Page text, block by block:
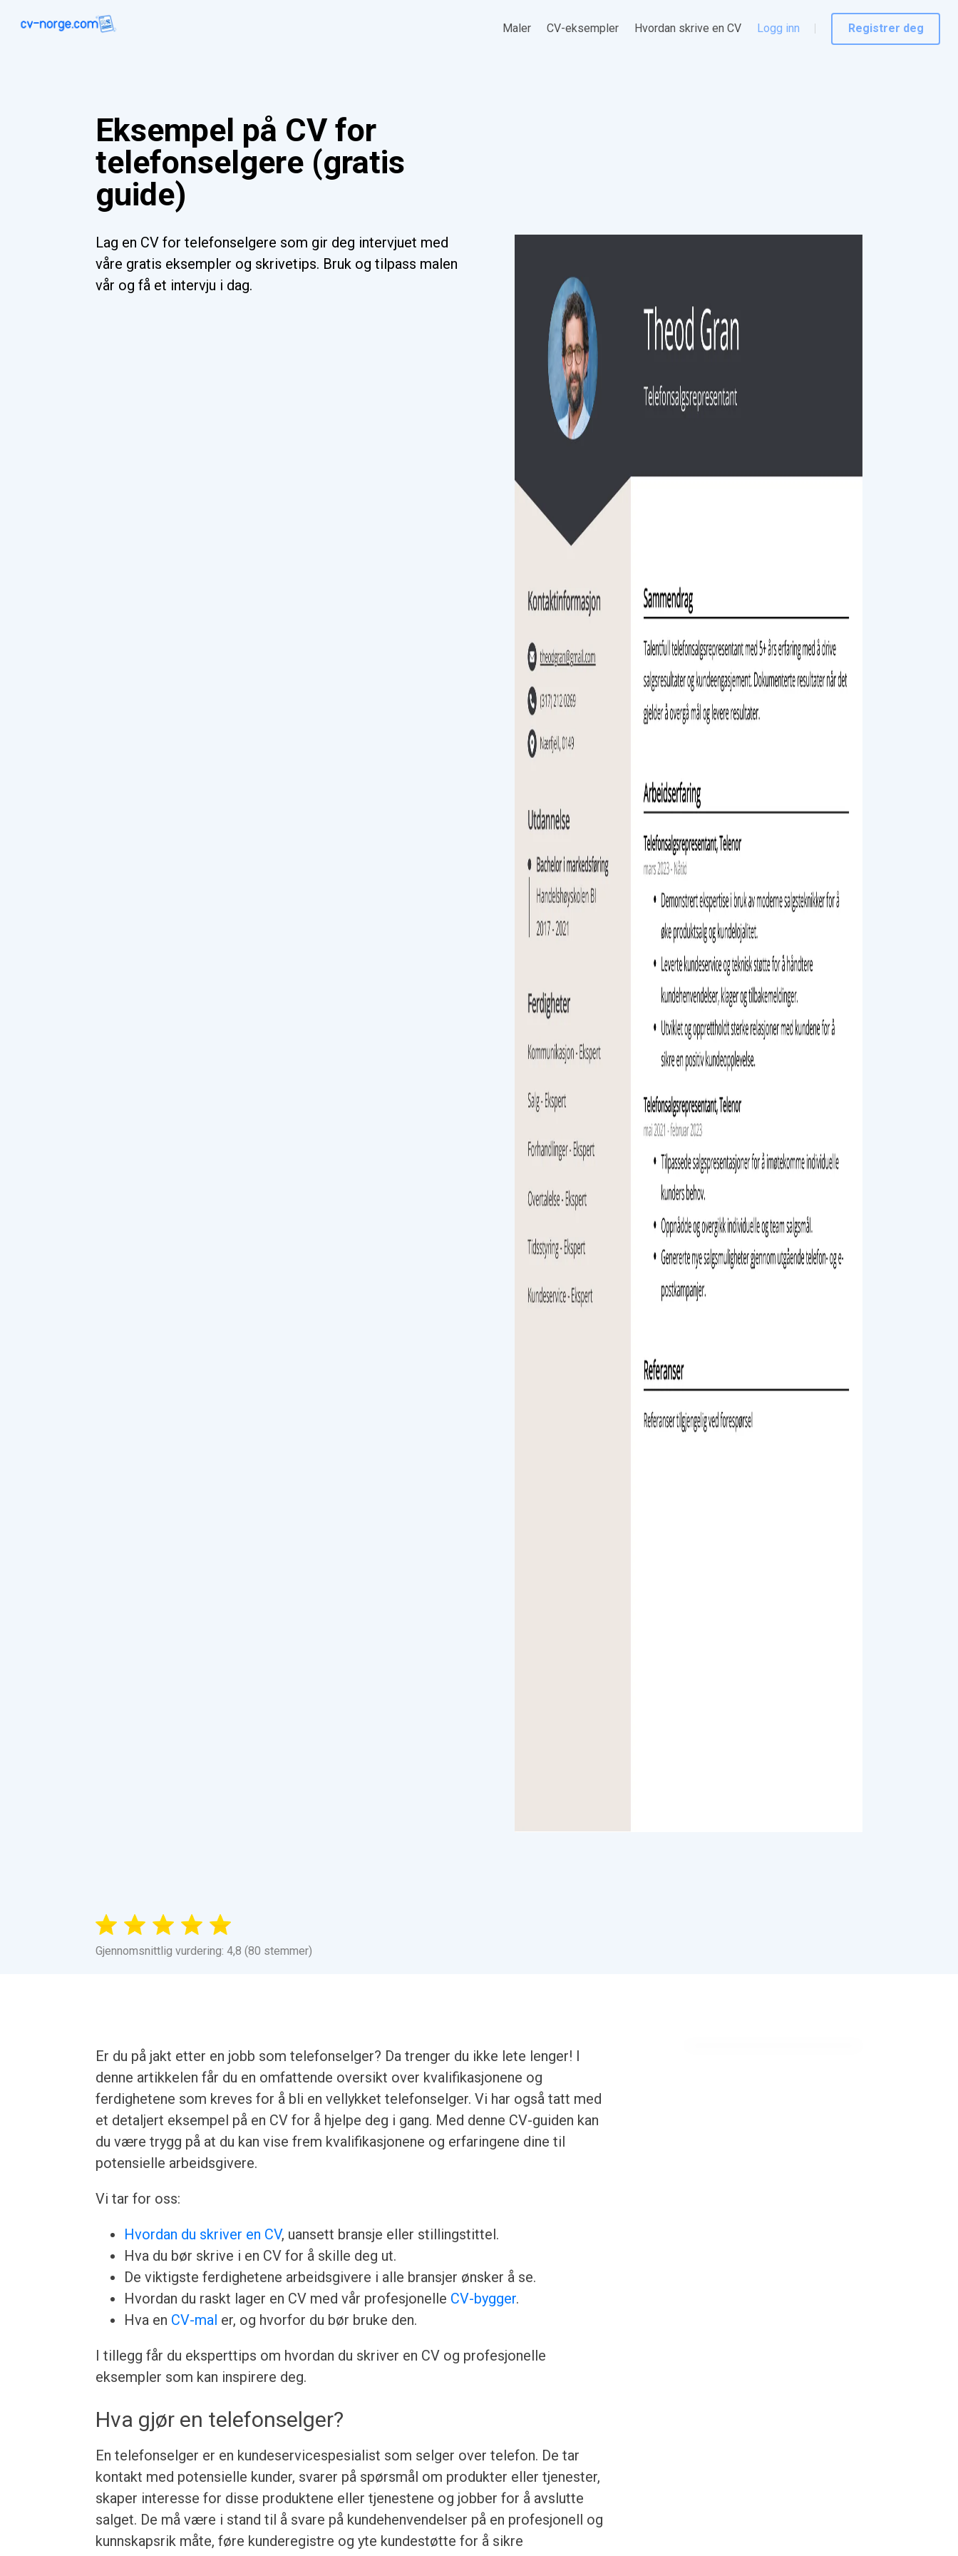
Maler CV-eksempler Hvordan skrive en CV Logg inn Registrer deg
Eksempel på CV for
telefonselgere (gratis
guide)
Lag en CV for telefonselgere som gir deg intervjuet med
våre gratis eksempler og skrivetips. Bruk og tilpass malen
vår og få et intervju i dag.
Gjennomsnittlig vurdering: 4,8 (80 stemmer)
Er du på jakt etter en jobb som telefonselger? Da trenger du ikke lete lenger! I
denne artikkelen får du en omfattende oversikt over kvalifikasjonene og
ferdighetene som kreves for å bli en vellykket telefonselger. Vi har også tatt med
et detaljert eksempel på en CV for å hjelpe deg i gang. Med denne CV-guiden kan
du være trygg på at du kan vise frem kvalifikasjonene og erfaringene dine til
potensielle arbeidsgivere.
Vi tar for oss:
Hvordan du skriver en CV, uansett bransje eller stillingstittel.
Hva du bør skrive i en CV for å skille deg ut.
De viktigste ferdighetene arbeidsgivere i alle bransjer ønsker å se.
Hvordan du raskt lager en CV med vår profesjonelle CV-bygger.
Hva en CV-mal er, og hvorfor du bør bruke den.
I tillegg får du eksperttips om hvordan du skriver en CV og profesjonelle
eksempler som kan inspirere deg.
Hva gjør en telefonselger?
En telefonselger er en kundeservicespesialist som selger over telefon. De tar
kontakt med potensielle kunder, svarer på spørsmål om produkter eller tjenester,
skaper interesse for disse produktene eller tjenestene og jobber for å avslutte
salget. De må være i stand til å svare på kundehenvendelser på en profesjonell og
kunnskapsrik måte, føre kunderegistre og yte kundestøtte for å sikre